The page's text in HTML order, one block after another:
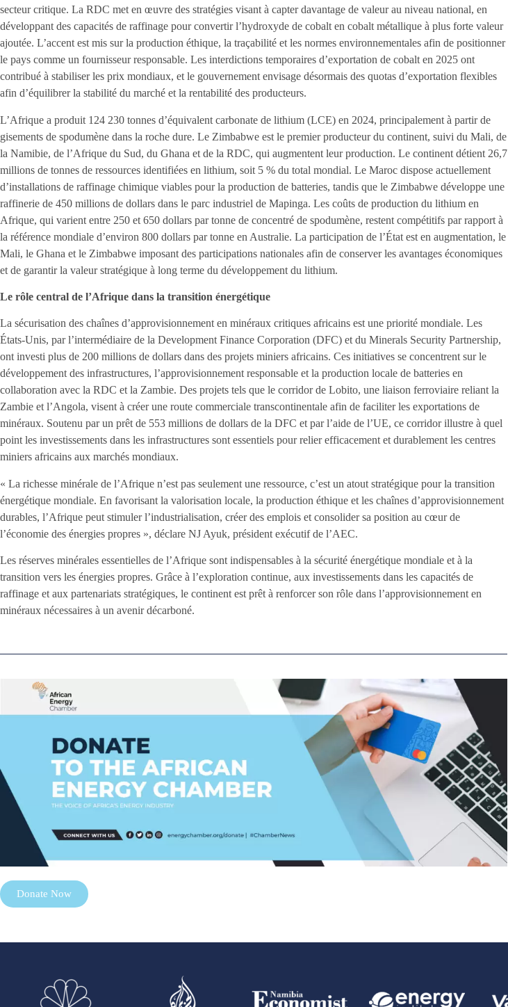
secteur critique. La RDC met en œuvre des stratégies visant à capter davantage de valeur au niveau national, en
développant des capacités de raffinage pour convertir l’hydroxyde de cobalt en cobalt métallique à plus forte valeur
ajoutée. L’accent est mis sur la production éthique, la traçabilité et les normes environnementales afin de positionner
le pays comme un fournisseur responsable. Les interdictions temporaires d’exportation de cobalt en 2025 ont
contribué à stabiliser les prix mondiaux, et le gouvernement envisage désormais des quotas d’exportation flexibles
afin d’équilibrer la stabilité du marché et la rentabilité des producteurs.
L’Afrique a produit 124 230 tonnes d’équivalent carbonate de lithium (LCE) en 2024, principalement à partir de
gisements de spodumène dans la roche dure. Le Zimbabwe est le premier producteur du continent, suivi du Mali, de
la Namibie, de l’Afrique du Sud, du Ghana et de la RDC, qui augmentent leur production. Le continent détient 26,7
millions de tonnes de ressources identifiées en lithium, soit 5 % du total mondial. Le Maroc dispose actuellement
d’installations de raffinage chimique viables pour la production de batteries, tandis que le Zimbabwe développe une
raffinerie de 450 millions de dollars dans le parc industriel de Mapinga. Les coûts de production du lithium en
Afrique, qui varient entre 250 et 650 dollars par tonne de concentré de spodumène, restent compétitifs par rapport à
la référence mondiale d’environ 800 dollars par tonne en Australie. La participation de l’État est en augmentation, le
Mali, le Ghana et le Zimbabwe imposant des participations nationales afin de conserver les avantages économiques
et de garantir la valeur stratégique à long terme du développement du lithium.
Le rôle central de l’Afrique dans la transition énergétique
La sécurisation des chaînes d’approvisionnement en minéraux critiques africains est une priorité mondiale. Les
États-Unis, par l’intermédiaire de la Development Finance Corporation (DFC) et du Minerals Security Partnership,
ont investi plus de 200 millions de dollars dans des projets miniers africains. Ces initiatives se concentrent sur le
développement des infrastructures, l’approvisionnement responsable et la production locale de batteries en
collaboration avec la RDC et la Zambie. Des projets tels que le corridor de Lobito, une liaison ferroviaire reliant la
Zambie et l’Angola, visent à créer une route commerciale transcontinentale afin de faciliter les exportations de
minéraux. Soutenu par un prêt de 553 millions de dollars de la DFC et par l’aide de l’UE, ce corridor illustre à quel
point les investissements dans les infrastructures sont essentiels pour relier efficacement et durablement les centres
miniers africains aux marchés mondiaux.
« La richesse minérale de l’Afrique n’est pas seulement une ressource, c’est un atout stratégique pour la transition
énergétique mondiale. En favorisant la valorisation locale, la production éthique et les chaînes d’approvisionnement
durables, l’Afrique peut stimuler l’industrialisation, créer des emplois et consolider sa position au cœur de
l’économie des énergies propres », déclare NJ Ayuk, président exécutif de l’AEC.
Les réserves minérales essentielles de l’Afrique sont indispensables à la sécurité énergétique mondiale et à la
transition vers les énergies propres. Grâce à l’exploration continue, aux investissements dans les capacités de
raffinage et aux partenariats stratégiques, le continent est prêt à renforcer son rôle dans l’approvisionnement en
minéraux nécessaires à un avenir décarboné.
Donate Now